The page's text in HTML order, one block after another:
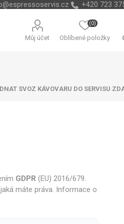
+420 723
Můj účet Oblíbené položky
(0)
SVOZ KÁVOVARU DO SERVISU
GDPR (EU) 2016/679.
máte práva. Informace o